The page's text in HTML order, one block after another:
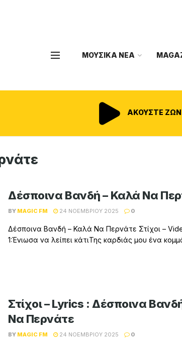
ΜΟΥΣΙΚΑ ΝΕΑ
ΑΚΟΥΣΤΕ
Δέσποινα Βανδή – Καλά Να
BY MAGIC FM 24 ΝΟΕΜΒΡΊΟΥ 2025 0
Δέσποινα Βανδή – Καλά Να Περνάτε Στίχοι –
1:Ένιωσα να λείπει κάτιΤης καρδιάς μου ένα
Στίχοι – Lyrics : Δέσποινα
Να Περνάτε
BY MAGIC FM 24 ΝΟΕΜΒΡΊΟΥ 2025 0